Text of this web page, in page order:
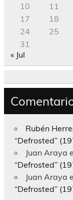
10
11
17
18
24
25
31
« Jul
Rubén
“Defrosted”
Juan Araya
“Defrosted”
Juan Araya
“Defrosted”